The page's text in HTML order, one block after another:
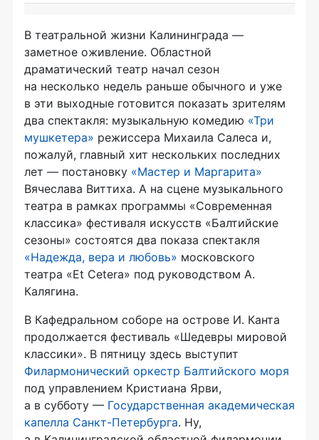
В театральной жизни Калининграда —
заметное оживление. Областной
драматический театр начал сезон
на несколько недель раньше обычного и уже
в эти выходные готовится показать зрителям
два спектакля: музыкальную комедию «Три
мушкетера» режиссера Михаила Салеса и,
пожалуй, главный хит нескольких последних
лет — постановку «Мастер и Маргарита»
Вячеслава Виттиха. А на сцене музыкального
театра в рамках программы «Современная
классика» фестиваля искусств «Балтийские
сезоны» состоятся два показа спектакля
«Надежда, вера и любовь» московского
театра «Et Cetera» под руководством А.
Калягина.
В Кафедральном соборе на острове И. Канта
продолжается фестиваль «Шедевры мировой
классики». В пятницу здесь выступит
Филармонический оркестр Балтийского моря
под управлением Кристиана Ярви,
а в субботу — Государственная академическая
капелла Санкт-Петербурга. Ну,